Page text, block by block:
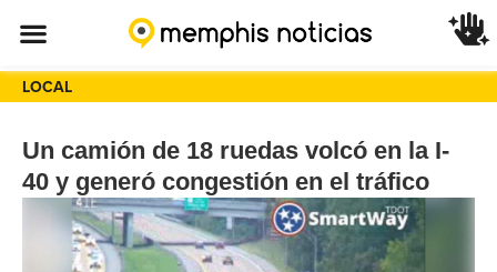
LOCAL
Un camión de 18 ruedas volcó en la I-
40 y generó congestión en el tráfico